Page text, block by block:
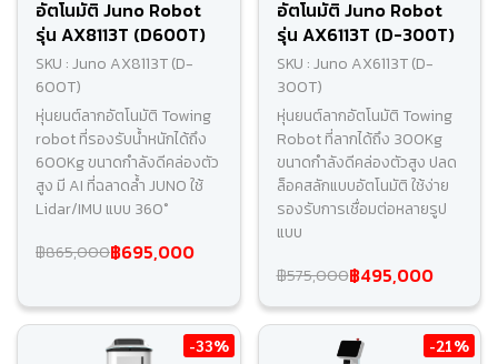
อัตโนมัติ Juno Robot
รุ่น AX8113T (D600T)
SKU : Juno AX8113T (D-
600T)
หุ่นยนต์ลากอัตโนมัติ Towing
robot ที่รองรับน้ำหนักได้ถึง
600Kg ขนาดกำลังดีคล่องตัว
สูง มี AI ที่ฉลาดล้ำ JUNO ใช้
Lidar/IMU แบบ 360°
฿865,000฿695,000
อัตโนมัติ Juno Robot
รุ่น AX6113T (D-300T)
SKU : Juno AX6113T (D-
300T)
หุ่นยนต์ลากอัตโนมัติ Towing
Robot ที่ลากได้ถึง 300Kg
ขนาดกำลังดีคล่องตัวสูง ปลด
ล็อคสลักแบบอัตโนมัติ ใช้ง่าย
รองรับการเชื่อมต่อหลายรูป
แบบ
฿575,000฿495,000
-33% -21%